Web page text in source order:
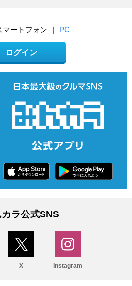
マートフォン | PC
ログイン
ラ公式SNS
X Instagram